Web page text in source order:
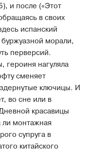
и после («Этот
в своих
испанский
морали,
перверсий.
нагуляла
сменяет
ключицы. И
во сне или в
красавицы
монтажная
супруга в
китайского